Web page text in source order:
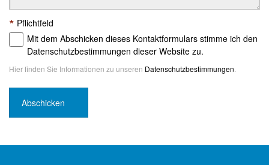
* Pflichtfeld
Mit dem Abschicken dieses Kontaktformulars stimme ich den
Datenschutzbestimmungen dieser Website zu.
Hier finden Sie Informationen zu unseren Datenschutzbestimmungen